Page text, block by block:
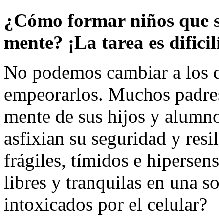
¿Cómo formar niños que
mente? ¡La tarea es
No podemos cambiar a los
empeorarlos. Muchos
mente de sus hijos y
asfixian su seguridad y
frágiles, tímidos e
libres y tranquilas en una
intoxicados por el celular?